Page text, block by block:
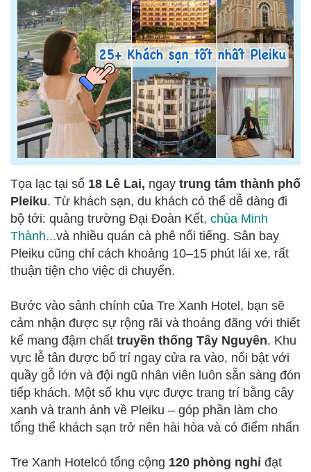
Tọa lạc tại số 18 Lê Lai, ngay trung tâm thành phố
Pleiku. Từ khách sạn, du khách có thể dễ dàng đi
bộ tới: quảng trường Đại Đoàn Kết, chùa Minh
Thành...và nhiều quán cà phê nổi tiếng. Sân bay
Pleiku cũng chỉ cách khoảng 10–15 phút lái xe, rất
thuận tiện cho việc di chuyển.
Bước vào sảnh chính của Tre Xanh Hotel, bạn sẽ
cảm nhận được sự rộng rãi và thoáng đãng với thiết
kế mang đậm chất truyền thống Tây Nguyên. Khu
vực lễ tân được bố trí ngay cửa ra vào, nổi bật với
quầy gỗ lớn và đội ngũ nhân viên luôn sẵn sàng đón
tiếp khách. Một số khu vực được trang trí bằng cây
xanh và tranh ảnh về Pleiku – góp phần làm cho
tổng thể khách sạn trở nên hài hòa và có điểm nhấn
Tre Xanh Hotelcó tổng cộng 120 phòng nghỉ đạt